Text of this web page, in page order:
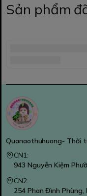
Sản phẩm
Quanaothuhuong- Thời
CN1:
943 Nguyễn Kiệm
CN2:
254 Phan Đình Phùng,